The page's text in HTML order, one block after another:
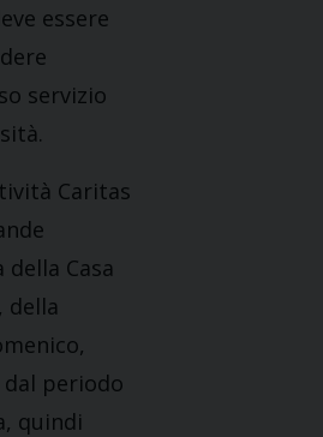
essere
servizio
Caritas
Casa
della
periodo
quindi